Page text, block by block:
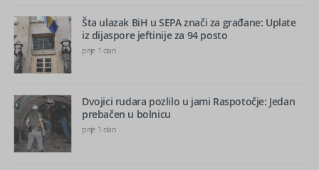
Šta ulazak BiH u SEPA znači za građane: Uplate
iz dijaspore jeftinije za 94 posto
prije 1 dan
Dvojici rudara pozlilo u jami Raspotočje: Jedan
prebačen u bolnicu
prije 1 dan